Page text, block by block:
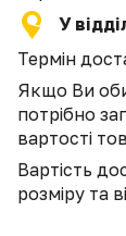
У
Термін
Якщо Ви
потрібно
вартості
Вартість
розміру та